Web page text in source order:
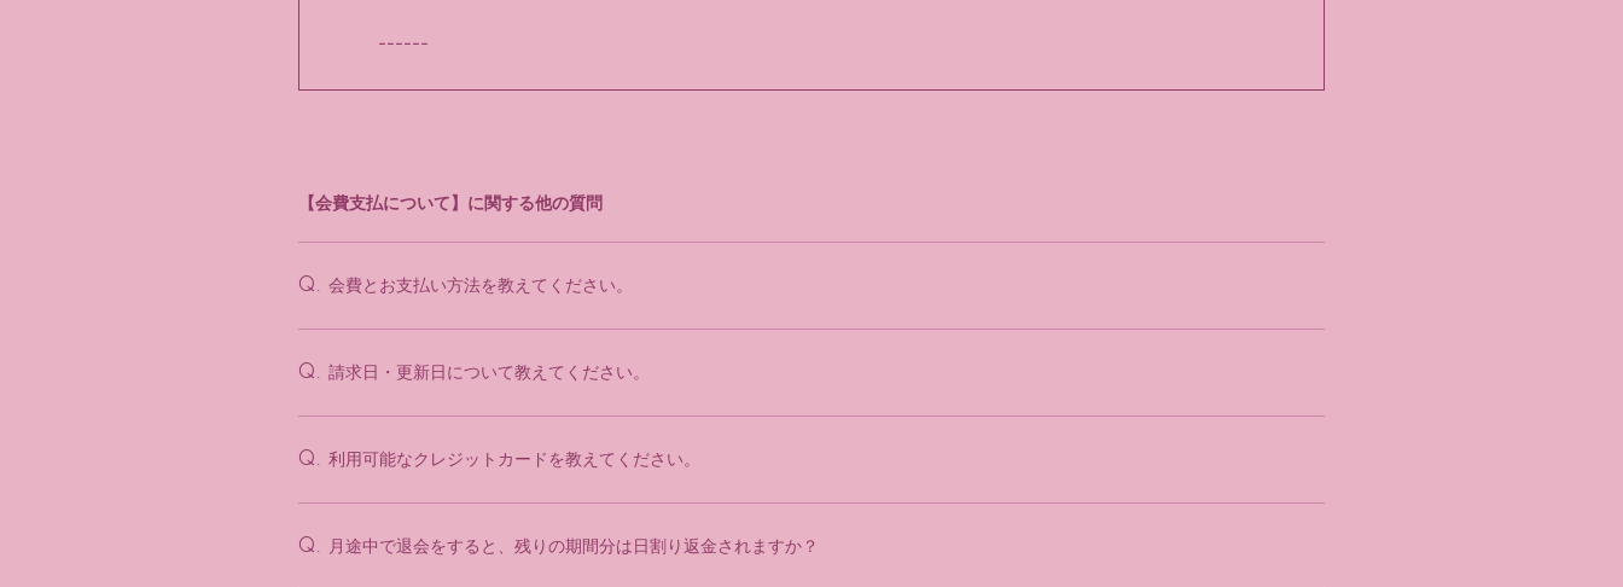
------
【会費支払について】に関する他の質問
Q. 会費とお支払い方法を教えてください。
Q. 請求日・更新日について教えてください。
Q. 利用可能なクレジットカードを教えてください。
Q. 月途中で退会をすると、残りの期間分は日割り返金されますか？